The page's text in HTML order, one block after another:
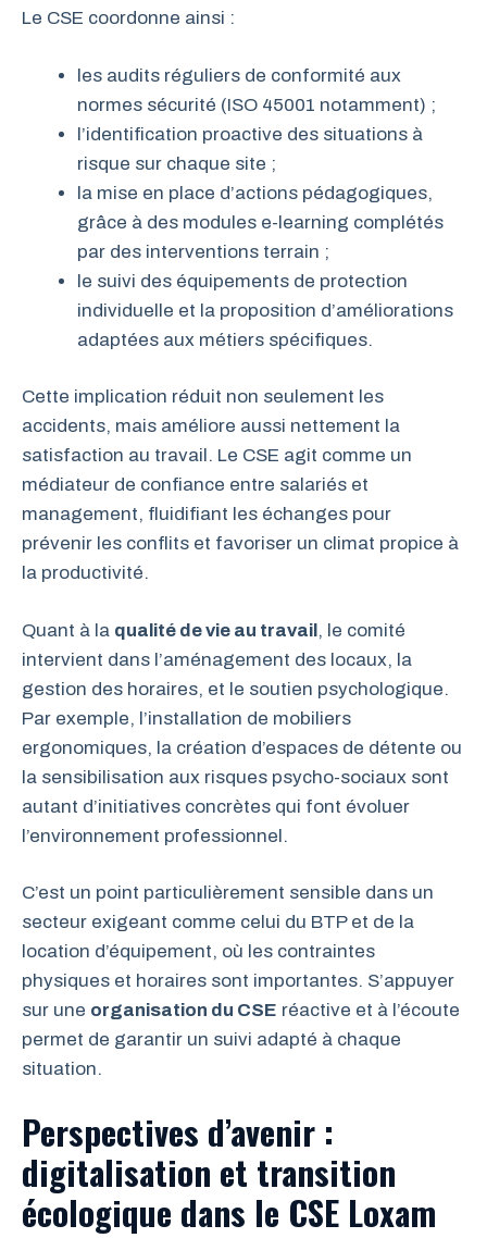
Le CSE coordonne ainsi :
les audits réguliers de conformité aux
normes sécurité (ISO 45001 notamment) ;
l’identification proactive des situations à
risque sur chaque site ;
la mise en place d’actions pédagogiques,
grâce à des modules e-learning complétés
par des interventions terrain ;
le suivi des équipements de protection
individuelle et la proposition d’améliorations
adaptées aux métiers spécifiques.
Cette implication réduit non seulement les
accidents, mais améliore aussi nettement la
satisfaction au travail. Le CSE agit comme un
médiateur de confiance entre salariés et
management, fluidifiant les échanges pour
prévenir les conflits et favoriser un climat propice à
la productivité.
Quant à la qualité de vie au travail, le comité
intervient dans l’aménagement des locaux, la
gestion des horaires, et le soutien psychologique.
Par exemple, l’installation de mobiliers
ergonomiques, la création d’espaces de détente ou
la sensibilisation aux risques psycho-sociaux sont
autant d’initiatives concrètes qui font évoluer
l’environnement professionnel.
C’est un point particulièrement sensible dans un
secteur exigeant comme celui du BTP et de la
location d’équipement, où les contraintes
physiques et horaires sont importantes. S’appuyer
sur une organisation du CSE réactive et à l’écoute
permet de garantir un suivi adapté à chaque
situation.
Perspectives d’avenir :
digitalisation et transition
écologique dans le CSE Loxam